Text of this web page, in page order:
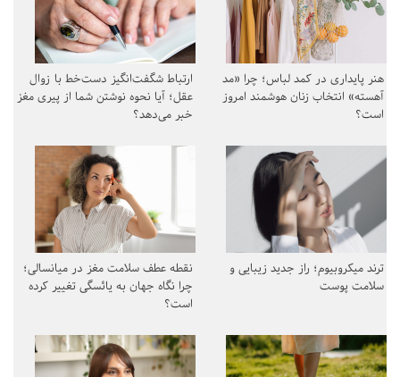
هنر پایداری در کمد لباس؛ چرا «مد
آهسته» انتخاب زنان هوشمند امروز
است؟
ارتباط شگفت‌انگیز دست‌خط با زوال
عقل؛ آیا نحوه نوشتن شما از پیری مغز
خبر می‌دهد؟
ترند میکروبیوم؛ راز جدید زیبایی و
سلامت پوست
نقطه عطف سلامت مغز در میانسالی؛
چرا نگاه جهان به یائسگی تغییر کرده
است؟